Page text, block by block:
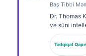
Baş Tibbi
Dr. Thomas
və süni
təcrübəyə
internistdir.
kimi o,
Tədqiqat